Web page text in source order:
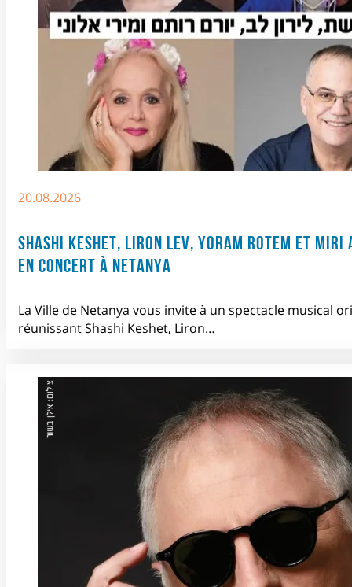
20.08.2026
SHASHI KESHET, LIRON LEV, YORAM ROTEM ET MIRI
EN CONCERT À NETANYA
La Ville de Netanya vous invite à un spectacle musical
réunissant Shashi Keshet, Liron…